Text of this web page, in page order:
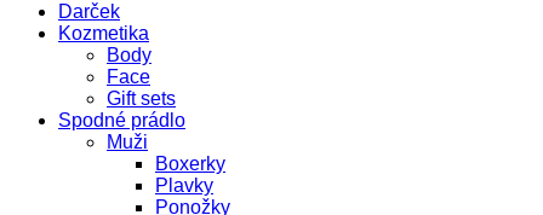
Darček
Kozmetika
Body
Face
Gift sets
Spodné prádlo
Muži
Boxerky
Plavky
Ponožky